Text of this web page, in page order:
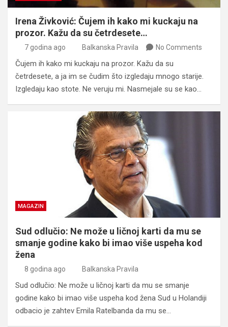
Irena Živković: Čujem ih kako mi kuckaju na
prozor. Kažu da su četrdesete…
7 godina ago Balkanska Pravila No Comments
Čujem ih kako mi kuckaju na prozor. Kažu da su
četrdesete, a ja im se čudim što izgledaju mnogo starije.
Izgledaju kao stote. Ne veruju mi. Nasmejale su se kao…
MAGAZIN
Sud odlučio: Ne može u ličnoj karti da mu se
smanje godine kako bi imao više uspeha kod
žena
8 godina ago Balkanska Pravila
Sud odlučio: Ne može u ličnoj karti da mu se smanje
godine kako bi imao više uspeha kod žena Sud u Holandiji
odbacio je zahtev Emila Ratelbanda da mu se…